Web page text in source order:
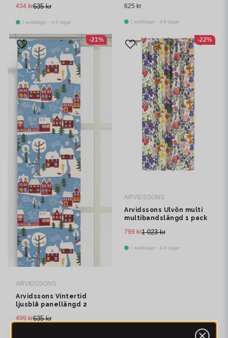
635 kr
434 kr
I webblager - 4-8 dagar
625 kr
I webblager - 4-8 dagar
ARVIDSSONS
Arvidssons Vintertid
ljusblå panellängd 2
635 kr
499 kr
-21%
ARVIDSSONS
Arvidssons Ulvön multi
multibandslängd 1 pack
1 023 kr
799 kr
I webblager - 4-8 dagar
-22%